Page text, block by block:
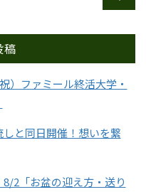
稿
）ファミール終活大学・
しと同日開催！想いを繋
2「お盆の迎え方・送り